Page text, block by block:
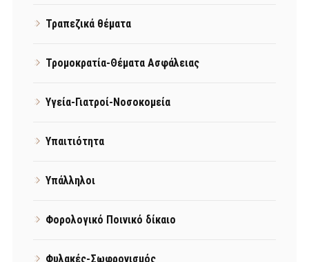
Τραπεζικά θέματα
Τρομοκρατία-Θέματα Ασφάλειας
Υγεία-Γιατροί-Νοσοκομεία
Υπαιτιότητα
Υπάλληλοι
Φορολογικό Ποινικό δίκαιο
Φυλακές-Σωφρονισμός